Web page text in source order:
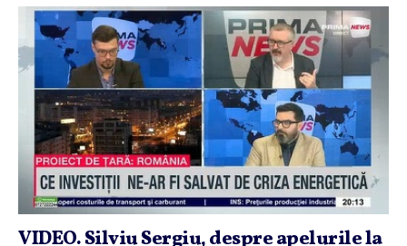
VIDEO. Silviu Sergiu, despre apelurile la